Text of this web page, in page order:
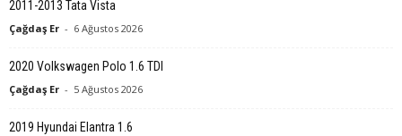
2011-2013 Tata Vista
Çağdaş Er - 6 Ağustos 2026
2020 Volkswagen Polo 1.6 TDI
Çağdaş Er - 5 Ağustos 2026
2019 Hyundai Elantra 1.6